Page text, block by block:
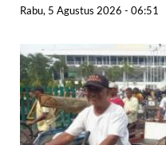
Rabu, 5 Agustus 2026 - 06:51